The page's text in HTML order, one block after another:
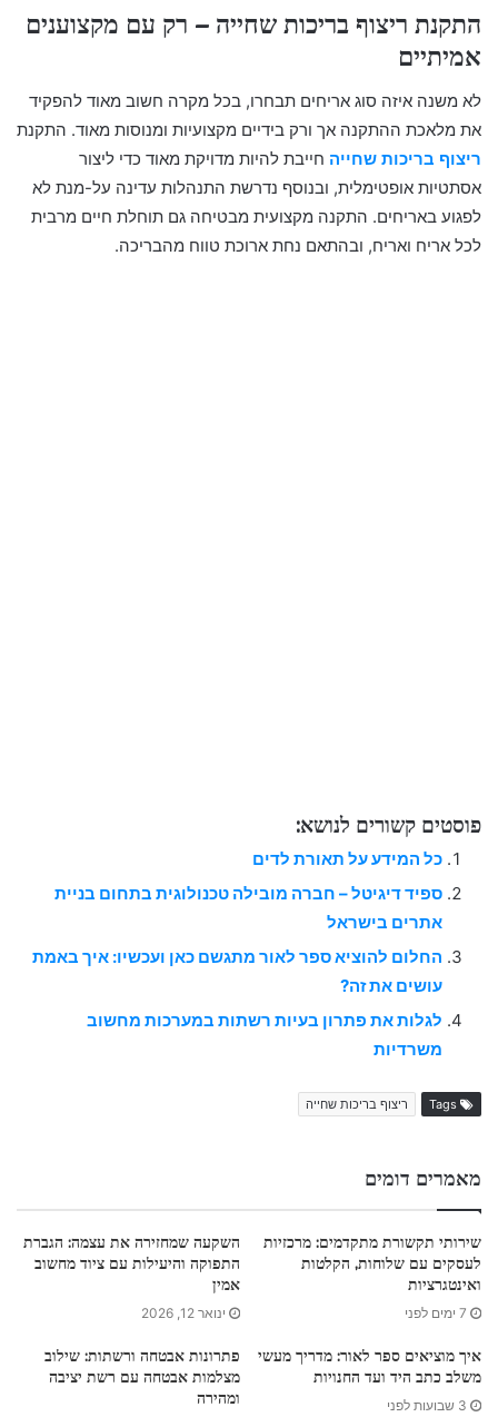
התקנת ריצוף בריכות שחייה – רק עם מקצוענים
אמיתיים
לא משנה איזה סוג אריחים תבחרו, בכל מקרה חשוב מאוד להפקיד
את מלאכת ההתקנה אך ורק בידיים מקצועיות ומנוסות מאוד. התקנת
ריצוף בריכות שחייה חייבת להיות מדויקת מאוד כדי ליצור
אסתטיות אופטימלית, ובנוסף נדרשת התנהלות עדינה על-מנת לא
לפגוע באריחים. התקנה מקצועית מבטיחה גם תוחלת חיים מרבית
לכל אריח ואריח, ובהתאם נחת ארוכת טווח מהבריכה.
פוסטים קשורים לנושא:
כל המידע על תאורת לדים
ספיד דיגיטל – חברה מובילה טכנולוגית בתחום בניית
אתרים בישראל
החלום להוציא ספר לאור מתגשם כאן ועכשיו: איך באמת
עושים את זה?
לגלות את פתרון בעיות רשתות במערכות מחשוב
משרדיות
ריצוף בריכות שחייה
מאמרים דומים
שירותי תקשורת מתקדמים: מרכזיות
לעסקים עם שלוחות, הקלטות
ואינטגרציות
7 ימים לפני
השקעה שמחזירה את עצמה: הגברת
התפוקה והיעילות עם ציוד מחשוב
אמין
ינואר 12, 2026
איך מוציאים ספר לאור: מדריך מעשי
משלב כתב היד ועד החנויות
3 שבועות לפני
פתרונות אבטחה ורשתות: שילוב
מצלמות אבטחה עם רשת יציבה
ומהירה